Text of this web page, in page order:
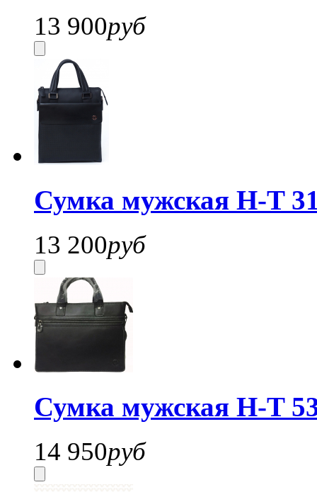
13 900руб
Сумка мужская H-T
13 200руб
Сумка мужская H-T
14 950руб